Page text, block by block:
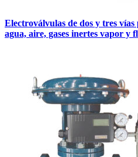
Electroválvulas de dos y tres
agua, aire, gases inertes vapor y